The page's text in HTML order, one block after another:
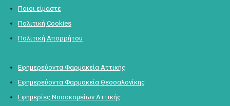
Ποιοι είμαστε
Πολιτική Cookies
Πολιτική Απορρήτου
Εφημερεύοντα Φαρμακεία Αττικής
Εφημερεύοντα Φαρμακεία Θεσσαλονίκης
Εφημερίες Νοσοκομείων Αττικής